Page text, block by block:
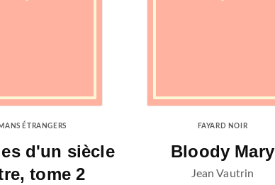
ÉTRANGERS
d'un siècle
tome 2
FAYARD NOIR
Bloody Mary
Jean Vautrin